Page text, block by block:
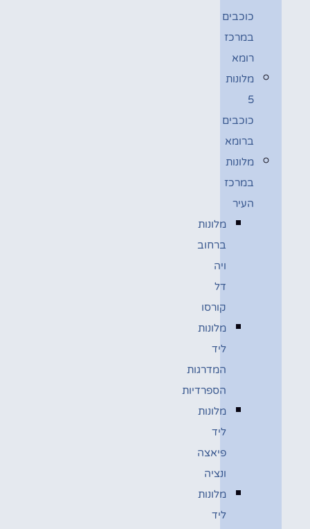
כוכבים
במרכז
רומא
מלונות
5
כוכבים
ברומא
מלונות
במרכז
העיר
מלונות
ברחוב
ויה
דל
קורסו
מלונות
ליד
המדרגות
הספרדיות
מלונות
ליד
פיאצה
ונציה
מלונות
ליד